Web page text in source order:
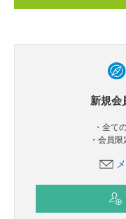
新規会
・全て
・会員